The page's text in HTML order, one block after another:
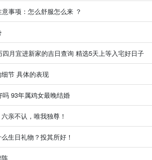
意事项：怎么舒服怎么来 ？
四月宜进新家的吉日查询 精选5天上等入宅好日子
节 具体的表现
吗 93年属鸡女最晚结婚
亲不认，唯我独尊！
生日礼物？投其所好！